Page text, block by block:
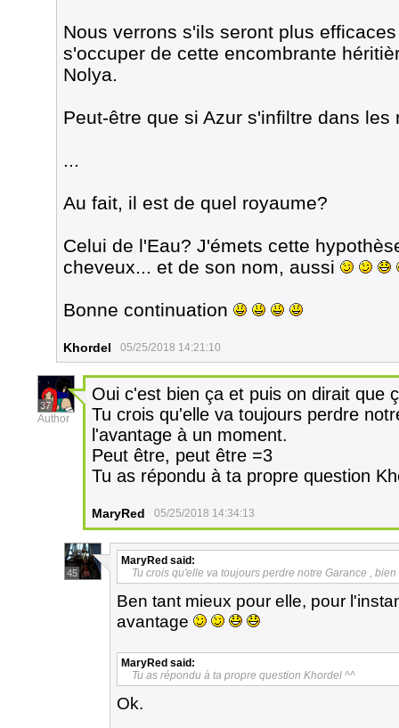
Nous verrons s'ils seront plus
s'occuper de cette encombrante
Nolya.
Peut-être que si Azur s'infiltre dans
...
Au fait, il est de quel royaume?
Celui de l'Eau? J'émets cette
cheveux... et de son nom, aussi
Bonne continuation
Khordel 05/25/2018 14:21:10
37
Author
Oui c'est bien ça et puis on dirait que
Tu crois qu'elle va toujours perdre
l'avantage à un moment.
Peut être, peut être =3
Tu as répondu à ta propre question
MaryRed 05/25/2018 14:34:13
45
MaryRed said:
Tu crois qu'elle va toujours perdre notre Garance ,
Ben tant mieux pour elle, pour
avantage
MaryRed said:
Tu as répondu à ta propre question Khordel ^^
Ok.